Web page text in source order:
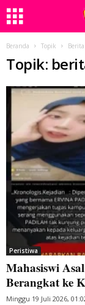
Beranda Topik
Topik:
Peristiwa
Mahasiswi
Berangkat ke
Minggu 19 Juli 2026,